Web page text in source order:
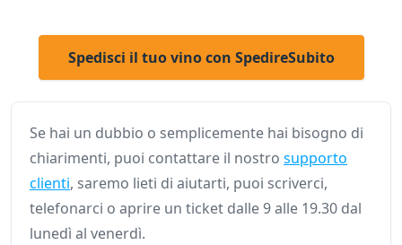
Spedisci il tuo vino con SpedireSubito
Se hai un dubbio o semplicemente hai bisogno di
chiarimenti, puoi contattare il nostro supporto
clienti, saremo lieti di aiutarti, puoi scriverci,
telefonarci o aprire un ticket dalle 9 alle 19.30 dal
lunedì al venerdì.